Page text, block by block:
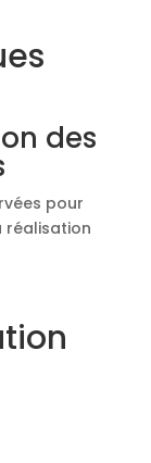
des
pour
réalisation